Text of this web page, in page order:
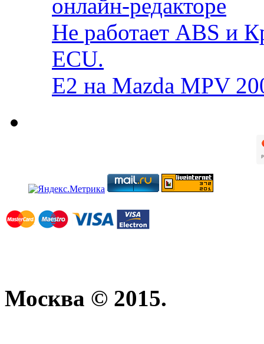
онлайн-редакторе
Не работает ABS и
ECU.
E2 на Mazda MPV
Москва © 2015.